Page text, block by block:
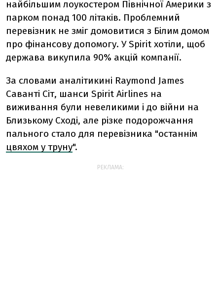
найбільшим лоукостером Північної Америки з
парком понад 100 літаків. Проблемний
перевізник не зміг домовитися з Білим домом
про фінансову допомогу. У Spirit хотіли, щоб
держава викупила 90% акцій компанії.
За словами аналітикині Raymond James
Саванті Сіт, шанси Spirit Airlines на
виживання були невеликими і до війни на
Близькому Сході, але різке подорожчання
пального стало для перевізника "останнім
цвяхом у труну".
РЕКЛАМА: